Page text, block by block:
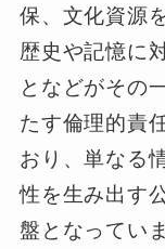
保、文化資源
歴史や記憶に
となどがその
たす倫理的責
おり、単なる
性を生み出す
盤となってい